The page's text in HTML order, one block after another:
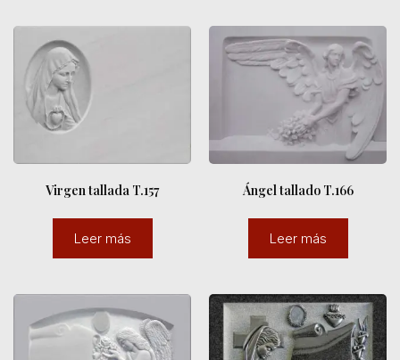
Virgen tallada T.157
Leer más
Ángel tallado T.166
Leer más